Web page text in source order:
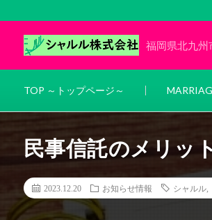
福岡県北九州
TOP ～トップページ～
民事信託のメリッ
2023.12.20 お知らせ情報 シャルル,